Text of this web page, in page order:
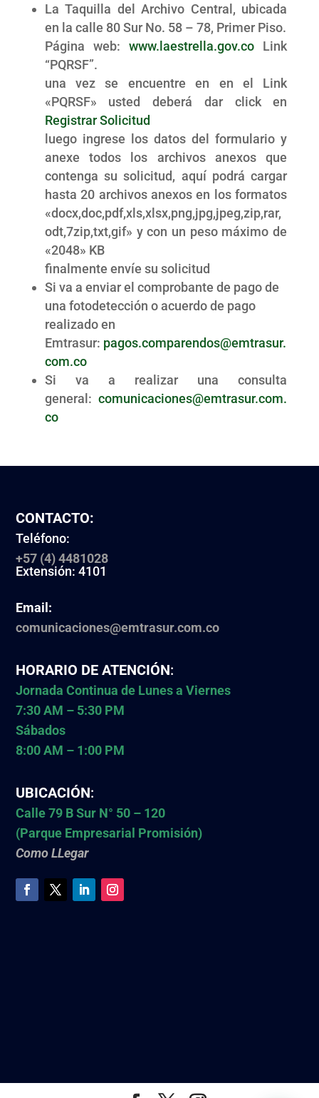
La Taquilla del Archivo Central, ubicada
en la calle 80 Sur No. 58 – 78, Primer Piso.
Página web:www.laestrella.gov.co Link
“PQRSF”.
una vez se encuentre en en el Link
«PQRSF» usted deberá dar click en
Registrar Solicitud
luego ingrese los datos del formulario y
anexe todos los archivos anexos que
contenga su solicitud, aquí podrá cargar
hasta 20 archivos anexos en los formatos
«docx,doc,pdf,xls,xlsx,png,jpg,jpeg,zip,rar,
odt,7zip,txt,gif» y con un peso máximo de
«2048» KB
finalmente envíe su solicitud
Si va a enviar el comprobante de pago de
una fotodetección o acuerdo de pago
realizado en
Emtrasur: pagos.comparendos@emtrasur.
com.co
Si va a realizar una consulta
general:comunicaciones@emtrasur.com.
co
CONTACTO:
Teléfono:
+57 (4) 4481028
Extensión: 4101
Email:
comunicaciones@emtrasur.com.co
HORARIO DE ATENCIÓN:
Jornada Continua de Lunes a Viernes
7:30 AM – 5:30 PM
Sábados
8:00 AM – 1:00 PM
UBICACIÓN:
Calle 79 B Sur N° 50 – 120
(Parque Empresarial Promisión)
Como LLegar